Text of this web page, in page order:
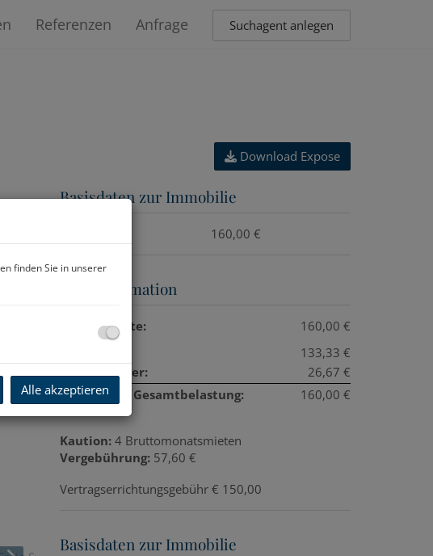
Referenzen Anfrage Suchagent anlegen
Download Expose
Basisdaten zur Immobilie
160,00 €
Preisinformation
Gesamtmiete:
160,00 €
133,33 €
Umsatzsteuer:
26,67 €
monatliche Gesamtbelastung:
160,00 €
Kaution: 4 Bruttomonatsmieten
Vergebührung: 57,60 €
Vertragserrichtungsgebühr € 150,00
Basisdaten zur Immobilie
finden Sie in unserer
Alle akzeptieren